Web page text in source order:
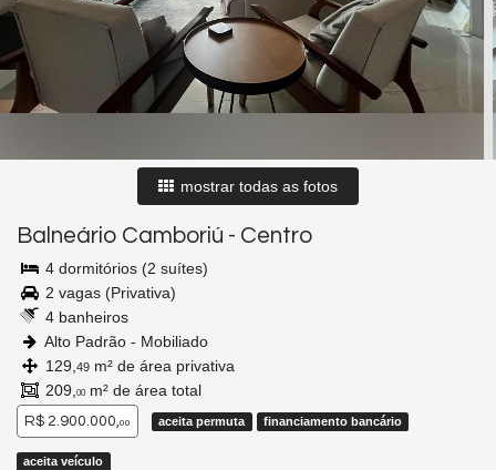
mostrar todas as fotos
Balneário Camboriú - Centro
4 dormitórios (2 suítes)
2 vagas (Privativa)
4 banheiros
Alto Padrão - Mobiliado
129, 49 m² de área privativa
209, 00 m² de área total
R$ 2.900.000,00 aceita permuta financiamento bancário
aceita veículo